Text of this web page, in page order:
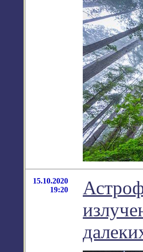
15.10.2020
19:20